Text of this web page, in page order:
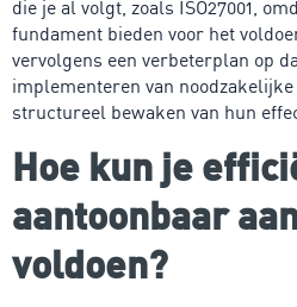
die je al volgt, zoals ISO27001,
fundament bieden voor het
vervolgens een verbeterplan op
implementeren van
structureel bewaken van hun
Hoe kun je
aantoonbaar
voldoen?